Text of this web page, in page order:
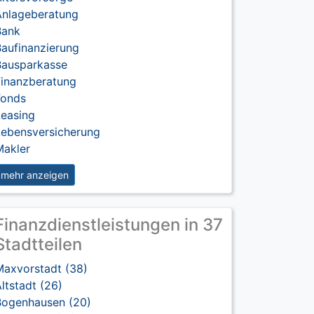
mehr anzeigen
in 37
(38)
(26)
(20)